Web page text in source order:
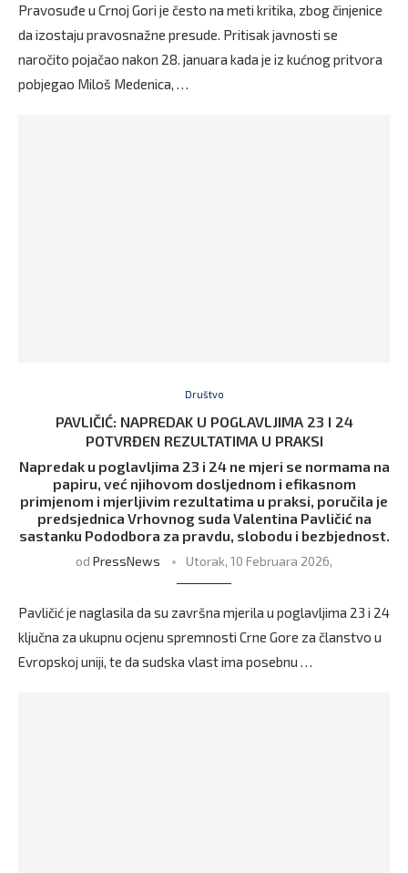
Pravosuđe u Crnoj Gori je često na meti kritika, zbog činjenice
da izostaju pravosnažne presude. Pritisak javnosti se
naročito pojačao nakon 28. januara kada je iz kućnog pritvora
pobjegao Miloš Medenica, …
Društvo
PAVLIČIĆ: NAPREDAK U POGLAVLJIMA 23 I 24
POTVRĐEN REZULTATIMA U PRAKSI
Napredak u poglavljima 23 i 24 ne mjeri se normama na
papiru, već njihovom dosljednom i efikasnom
primjenom i mjerljivim rezultatima u praksi, poručila je
predsjednica Vrhovnog suda Valentina Pavličić na
sastanku Pododbora za pravdu, slobodu i bezbjednost.
od PressNews Utorak, 10 Februara 2026,
Pavličić je naglasila da su završna mjerila u poglavljima 23 i 24
ključna za ukupnu ocjenu spremnosti Crne Gore za članstvo u
Evropskoj uniji, te da sudska vlast ima posebnu …